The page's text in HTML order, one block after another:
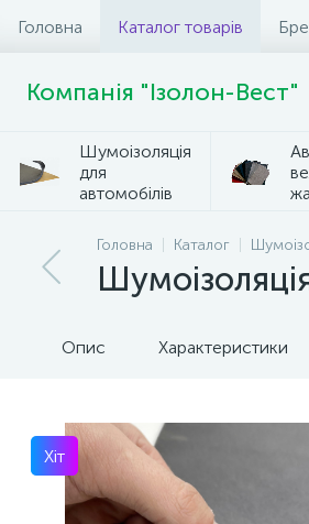
Головна Каталог товарів
Компанія "Ізолон-Вест"
Шумоізоляція
для
автомобілів
Головна Каталог
Опис Характеристики
Хіт